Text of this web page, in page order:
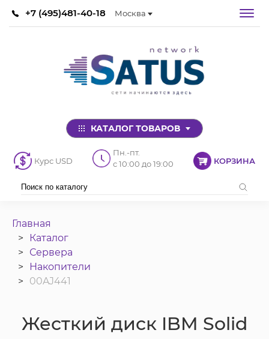
+7 (495)481-40-18 Москва
КАТАЛОГ ТОВАРОВ
Курс USD
Пн.-пт.
с 10:00 до 19:00
КОРЗИНА
Главная
Каталог
Сервера
Накопители
00AJ441
Жесткий диск IBM Solid